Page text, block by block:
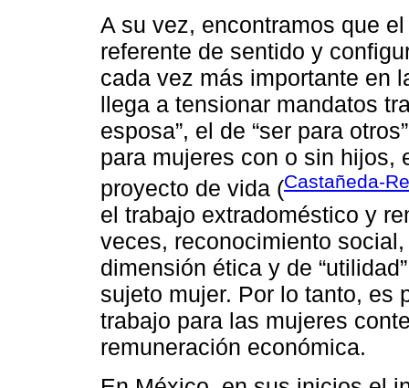
A su vez, encontramos que
referente de sentido y
cada vez más importante en
llega a tensionar mandatos
esposa”, el de “ser para
para mujeres con o sin hijos,
proyecto de vida (Castañeda-
el trabajo extradoméstico y
veces, reconocimiento
dimensión ética y de
sujeto mujer. Por lo tanto, es
trabajo para las mujeres
remuneración económica.